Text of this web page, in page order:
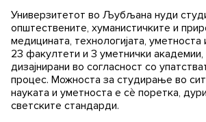
Универзитетот во Љубљана нуди
општествените, хуманистичките и
медицината, технологијата, уметноста
23 факултети и 3 уметнички
дизајнирани во согласност со
процес. Можноста за студирање во
науката и уметноста е сè поретка,
светските стандарди.